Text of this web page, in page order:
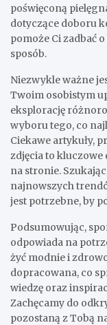
poświęconą
dotyczące doboru
pomoże Ci zadbać
sposób.
Niezwykle ważne
Twoim osobistym
eksplorację
wyboru tego, co
Ciekawe artykuły,
zdjęcia to kluczowe
na stronie.
najnowszych
jest potrzebne, by
Podsumowując,
odpowiada na
żyć modnie i
dopracowana, co
wiedzę oraz
Zachęcamy do
pozostaną z Tobą